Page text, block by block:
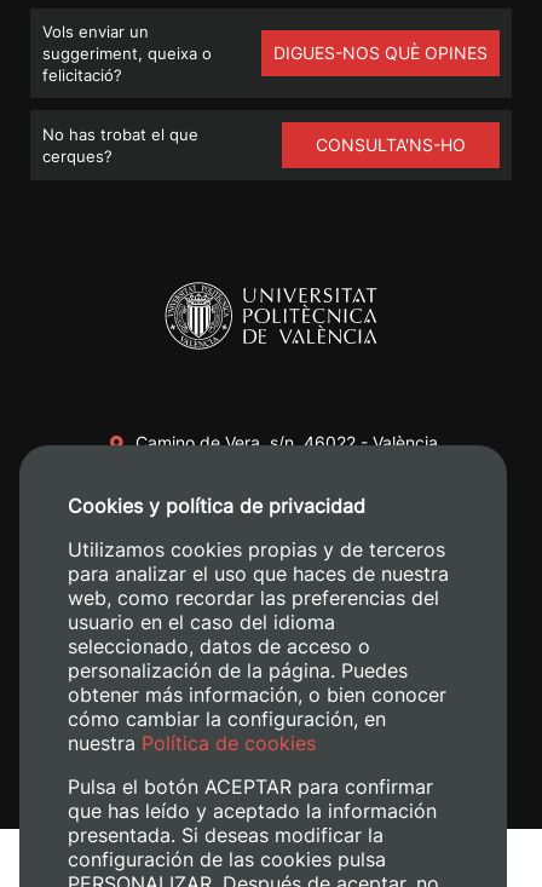
Vols enviar un
suggeriment, queixa o
felicitació?
DIGUES-NOS QUÈ OPINES
No has trobat el que
cerques?
CONSULTA'NS-HO
Camino de Vera, s/n. 46022 - València
+34 620 04 00 50
Avís legal
Cookies y política de privacidad
Utilizamos cookies propias y de terceros
para analizar el uso que haces de nuestra
web, como recordar las preferencias del
usuario en el caso del idioma
seleccionado, datos de acceso o
personalización de la página. Puedes
obtener más información, o bien conocer
cómo cambiar la configuración, en
nuestra Política de cookies
Pulsa el botón ACEPTAR para confirmar
que has leído y aceptado la información
presentada. Si deseas modificar la
configuración de las cookies pulsa